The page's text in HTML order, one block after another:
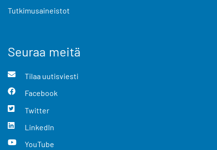
Tutkimusaineistot
Seuraa meitä
Tilaa uutisviesti
Facebook
Twitter
LinkedIn
YouTube